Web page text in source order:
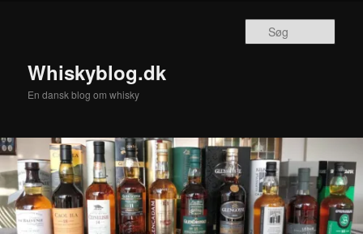
Whiskyblog.dk
En dansk blog om whisky